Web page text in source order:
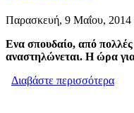
Παρασκευή, 9 Μαΐου, 2014
Ενα σπουδαίο, από
αναστηλώνεται. Η ώρα
Διαβάστε περισσότερα